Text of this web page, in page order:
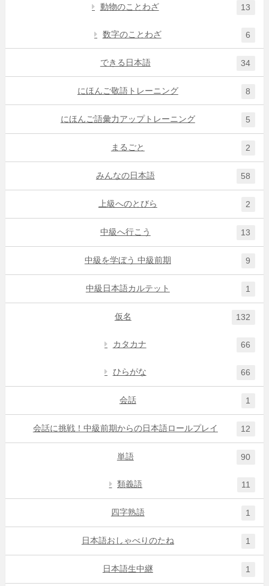
動物のことわざ 13
数字のことわざ 6
できる日本語 34
にほんご敬語トレーニング 8
にほんご語彙力アップトレーニング 5
まるごと 2
みんなの日本語 58
上級へのとびら 2
中級へ行こう 13
中級を学ぼう 中級前期 9
中級日本語カルテット 1
仮名 132
カタカナ 66
ひらがな 66
会話 1
会話に挑戦！中級前期からの日本語ロールプレイ 12
単語 90
類義語 11
四字熟語 1
日本語おしゃべりのたね 1
日本語生中継 1